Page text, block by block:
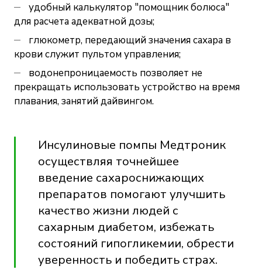
удобный калькулятор "помощник болюса"
для расчета адекватной дозы;
глюкометр, передающий значения сахара в
крови служит пультом управления;
водонепроницаемость позволяет не
прекращать использовать устройство на время
плавания, занятий дайвингом.
Инсулиновые помпы Медтроник
осуществляя точнейшее
введение сахароснижающих
препаратов помогают улучшить
качество жизни людей с
сахарным диабетом, избежать
состояний гипогликемии, обрести
уверенность и победить страх.